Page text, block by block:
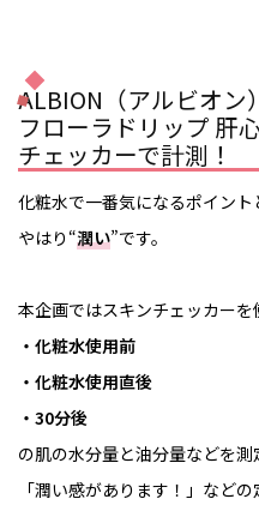
ALBION（アルビオン
フローラドリップ 肝
チェッカーで計測！
化粧水で一番気になるポイント
やはり“潤い”です。
本企画ではスキンチェッカーを
・化粧水使用前
・化粧水使用直後
・30分後
の肌の水分量と油分量などを測
「潤い感があります！」など